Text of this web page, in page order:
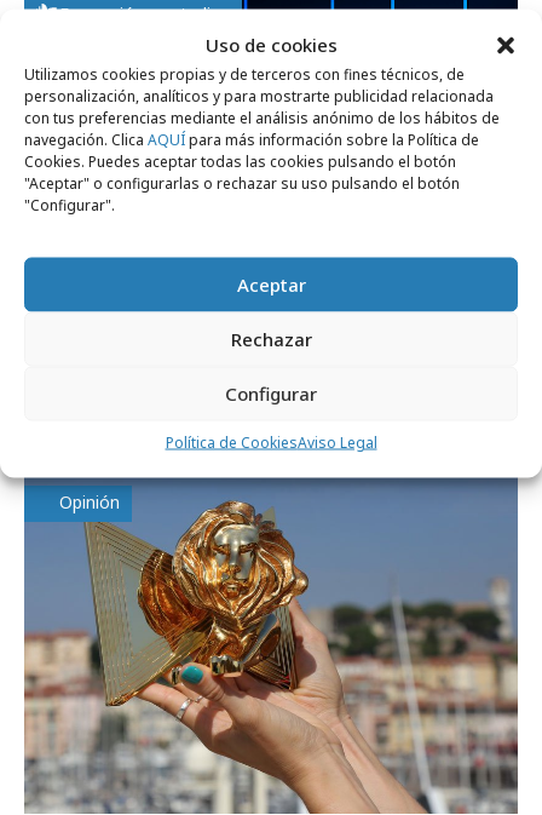
Uso de cookies
Utilizamos cookies propias y de terceros con fines técnicos, de
personalización, analíticos y para mostrarte publicidad relacionada
con tus preferencias mediante el análisis anónimo de los hábitos de
navegación. Clica AQUÍpara más información sobre la Política de
Cookies. Puedes aceptar todas las cookies pulsando el botón
"Aceptar" o configurarlas o rechazar su uso pulsando el botón
"Configurar".
Aceptar
Rechazar
Configurar
Política de CookiesAviso Legal
Formación y estudios
La nueva fórmula del éxito creativo: IA +
Opinión